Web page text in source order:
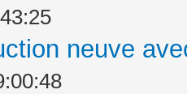
neuve